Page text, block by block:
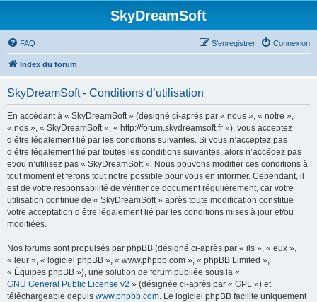
SkyDreamSoft
FAQ Connexion
S’enregistrer
Index du forum
SkyDreamSoft - Conditions d’utilisation
En accédant à « SkyDreamSoft » (désigné ci-après par « nous », « notre »,
« nos », « SkyDreamSoft », « http://forum.skydreamsoft.fr »), vous acceptez
d’être légalement lié par les conditions suivantes. Si vous n’acceptez pas
d’être légalement lié par toutes les conditions suivantes, alors n’accédez pas
et/ou n’utilisez pas « SkyDreamSoft ». Nous pouvons modifier ces conditions à
tout moment et ferons tout notre possible pour vous en informer. Cependant, il
est de votre responsabilité de vérifier ce document régulièrement, car votre
utilisation continue de « SkyDreamSoft » après toute modification constitue
votre acceptation d’être légalement lié par les conditions mises à jour et/ou
modifiées.
Nos forums sont propulsés par phpBB (désigné ci-après par « ils », « eux »,
« leur », « logiciel phpBB », « www.phpbb.com », « phpBB Limited »,
« Équipes phpBB »), une solution de forum publiée sous la «
GNU General Public License v2 » (désignée ci-après par « GPL ») et
téléchargeable depuis www.phpbb.com. Le logiciel phpBB facilite uniquement